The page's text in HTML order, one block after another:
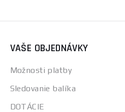
VAŠE OBJEDNÁVKY
Možnosti platby
Sledovanie balíka
DOTÁCIE